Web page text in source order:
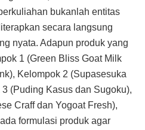
bukanlah entitas
secara langsung
nyata. Adapun produk yang
1 (Green Bliss Goat Milk
Kelompok 2 (Supasesuka
(Puding Kasus dan Sugoku),
Craff dan Yogoat Fresh),
formulasi produk agar